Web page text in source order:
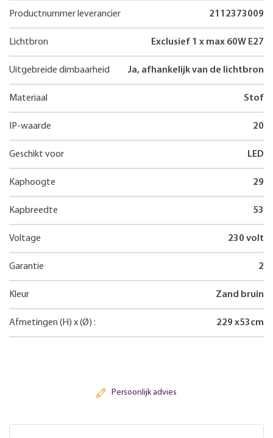
Productnummer leverancier 2112373009
Lichtbron Exclusief 1 x max 60W E27
Uitgebreide dimbaarheid Ja, afhankelijk van de lichtbron
Materiaal Stof
IP-waarde 20
Geschikt voor LED
Kaphoogte 29
Kapbreedte 53
Voltage 230 volt
Garantie 2
Kleur Zand bruin
Afmetingen (H) x(Ø) : 229 x53cm
Persoonlijk advies